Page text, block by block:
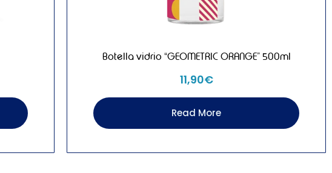
Botella vidrio “GEOMETRIC ORANGE” 500ml
11,90€
Read More